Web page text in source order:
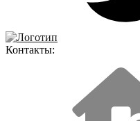
Контакты: